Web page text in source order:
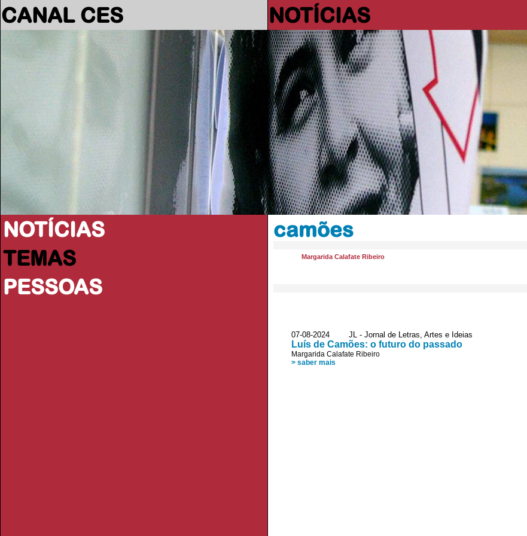
CANAL CES NOTÍCIAS
NOTÍCIAS
TEMAS
PESSOAS
camões
Margarida Calafate Ribeiro
07-08-2024 JL - Jornal de Letras, Artes e Ideias
Luís de Camões: o futuro do passado
Margarida Calafate Ribeiro
> saber mais